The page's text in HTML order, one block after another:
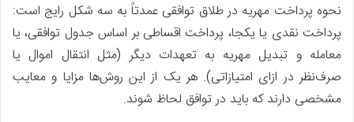
نحوه پرداخت مهریه در طلاق توافقی عمدتاً به سه شکل رایج است:
پرداخت نقدی یا یکجا، پرداخت اقساطی بر اساس جدول توافقی، یا
معامله و تبدیل مهریه به تعهدات دیگر (مثل انتقال اموال یا
صرف‌نظر در ازای امتیازاتی). هر یک از این روش‌ها مزایا و معایب
مشخصی دارند که باید در توافق لحاظ شوند.